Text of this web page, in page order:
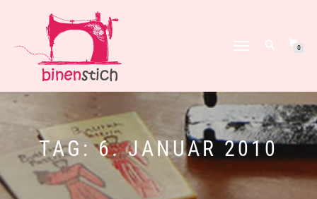
0
TAG:6. JANUAR 2010